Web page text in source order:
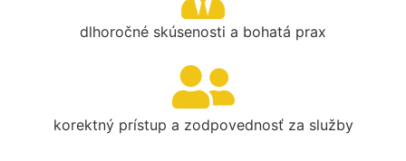
dlhoročné skúsenosti a bohatá prax
korektný prístup a zodpovednosť za služby